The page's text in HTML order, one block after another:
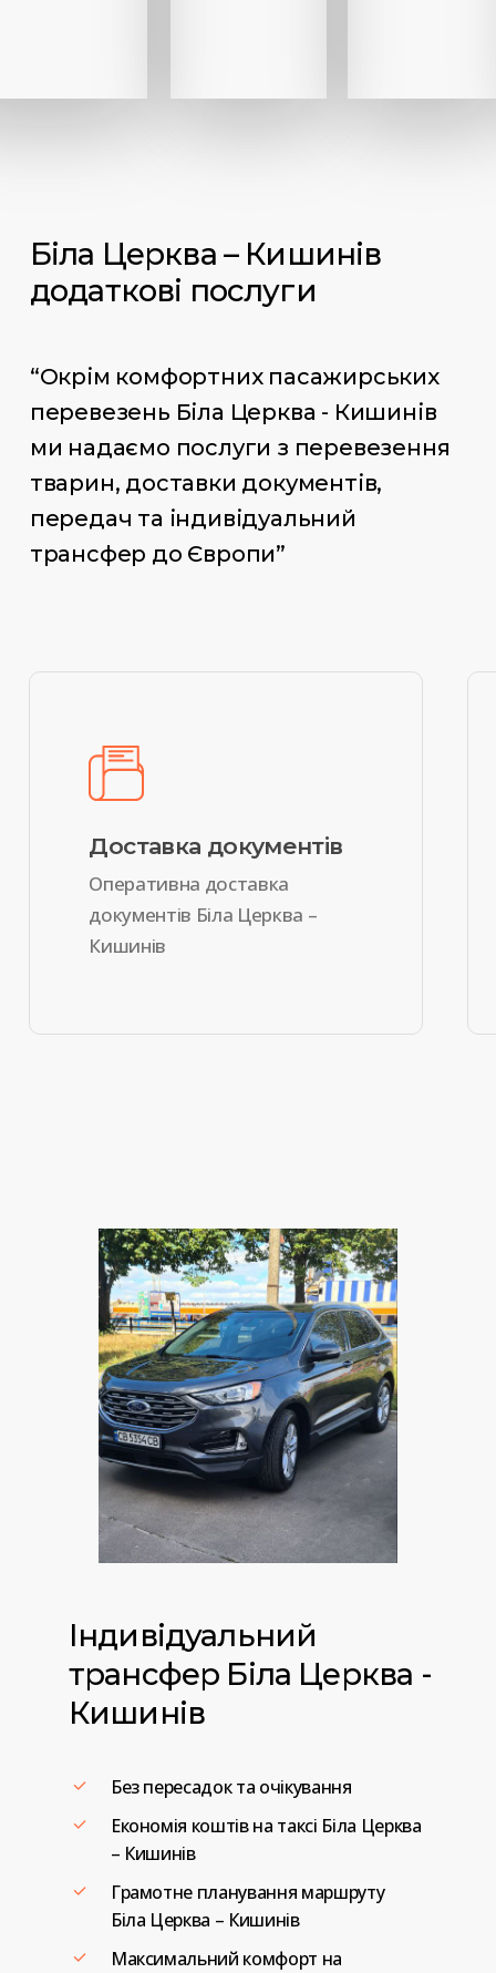
Біла Церква – Кишинів
додаткові послуги
“Окрім комфортних пасажирських
перевезень Біла Церква - Кишинів
ми надаємо послуги з перевезення
тварин, доставки документів,
передач та індивідуальний
трансфер до Європи”
Доставка документів
Оперативна доставка
документів Біла Церква –
Кишинів
Індивідуальний
трансфер Біла Церква -
Кишинів
Без пересадок та очікування
Економія коштів на таксі Біла Церква
– Кишинів
Грамотне планування маршруту
Біла Церква – Кишинів
Максимальний комфорт на